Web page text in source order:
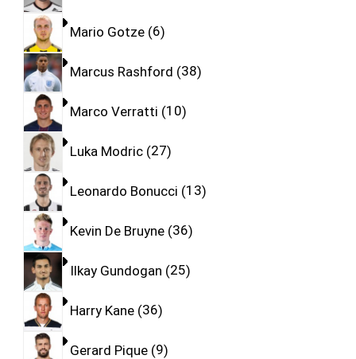
Mario Gotze 6
Marcus Rashford 38
Marco Verratti 10
Luka Modric 27
Leonardo Bonucci 13
Kevin De Bruyne 36
Ilkay Gundogan 25
Harry Kane 36
Gerard Pique 9